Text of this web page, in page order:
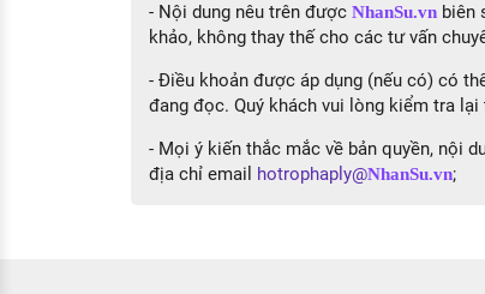
- Nội dung nêu trên được NhanSu.vnbiên
khảo, không thay thế cho các tư vấn
- Điều khoản được áp dụng (nếu có) có
đang đọc. Quý khách vui lòng kiểm tra
- Mọi ý kiến thắc mắc về bản quyền, nội
địa chỉ email hotrophaply@NhanSu.vn;